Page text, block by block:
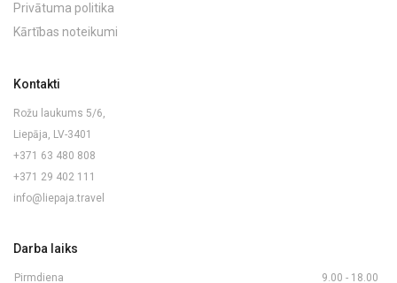
Privātuma politika
Kārtības noteikumi
Kontakti
Rožu laukums 5/6,
Liepāja, LV-3401
+371 63 480 808
+371 29 402 111
info@liepaja.travel
Darba laiks
Pirmdiena 9.00 - 18.00